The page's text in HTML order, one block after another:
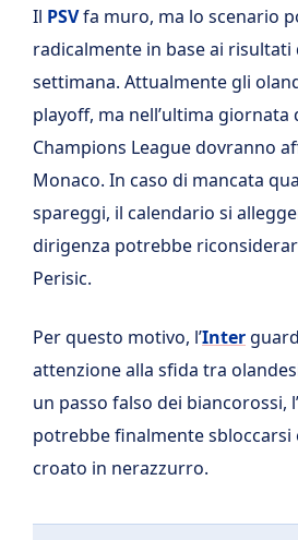
Il PSVfa muro, ma lo scenario
radicalmente in base ai risultati
settimana. Attualmente gli
playoff, ma nell’ultima giornata
Champions League dovranno
Monaco. In caso di mancata
spareggi, il calendario si
dirigenza potrebbe
Perisic.
Per questo motivo, l’Inter
attenzione alla sfida tra
un passo falso dei biancorossi,
potrebbe finalmente
croato in nerazzurro.